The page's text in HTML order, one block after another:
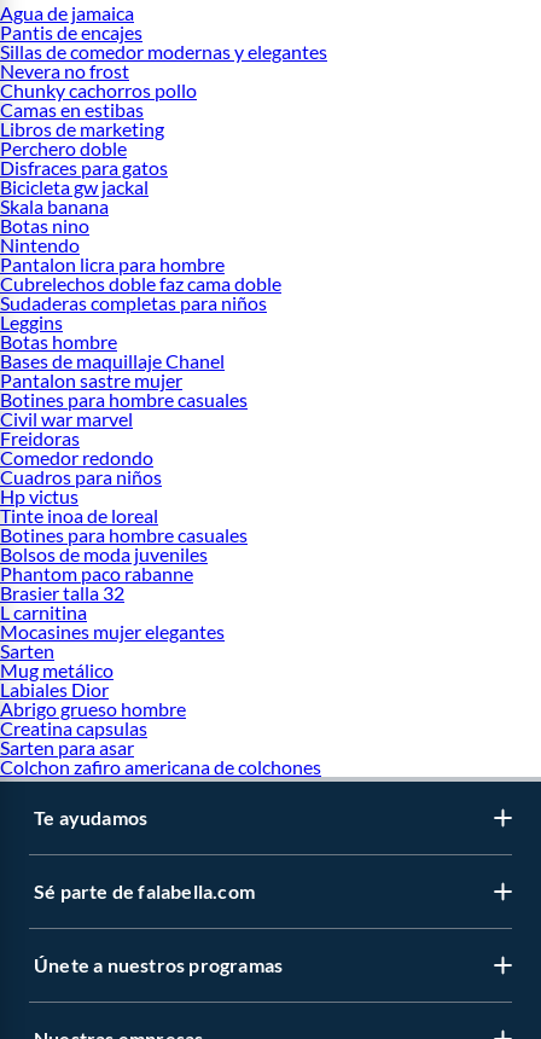
Agua de jamaica
Pantis de encajes
Sillas de comedor modernas y elegantes
Nevera no frost
Chunky cachorros pollo
Camas en estibas
Libros de marketing
Perchero doble
Disfraces para gatos
Bicicleta gw jackal
Skala banana
Botas nino
Nintendo
Pantalon licra para hombre
Cubrelechos doble faz cama doble
Sudaderas completas para niños
Leggins
Botas hombre
Bases de maquillaje Chanel
Pantalon sastre mujer
Botines para hombre casuales
Civil war marvel
Freidoras
Comedor redondo
Cuadros para niños
Hp victus
Tinte inoa de loreal
Botines para hombre casuales
Bolsos de moda juveniles
Phantom paco rabanne
Brasier talla 32
L carnitina
Mocasines mujer elegantes
Sarten
Mug metálico
Labiales Dior
Abrigo grueso hombre
Creatina capsulas
Sarten para asar
Colchon zafiro americana de colchones
Te ayudamos
Sé parte de falabella.com
Únete a nuestros programas